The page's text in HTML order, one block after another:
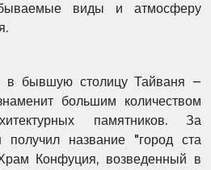
виды и атмосферу
в бывшую столицу Тайваня –
большим количеством
памятников. За
название "город ста
Конфуция, возведенный в